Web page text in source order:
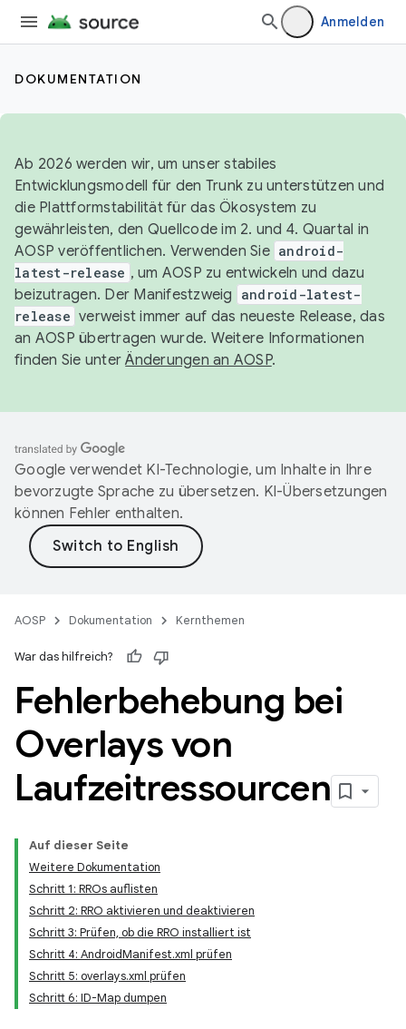
Anmelden
DOKUMENTATION
Ab 2026 werden wir, um unser stabiles
Entwicklungsmodell für den Trunk zu unterstützen und
die Plattformstabilität für das Ökosystem zu
gewährleisten, den Quellcode im 2. und 4. Quartal in
AOSP veröffentlichen. Verwenden Sie android-
latest-release , um AOSP zu entwickeln und dazu
beizutragen. Der Manifestzweig
android-latest-
release verweist immer auf das neueste Release, das
an AOSP übertragen wurde. Weitere Informationen
finden Sie unterÄnderungen an AOSP.
Google verwendet KI-Technologie, um Inhalte in Ihre
bevorzugte Sprache zu übersetzen. KI-Übersetzungen
können Fehler enthalten.
AOSP Dokumentation Kernthemen
War das hilfreich?
Fehlerbehebung bei
Overlays von
Laufzeitressourcen
Auf dieser Seite
Weitere Dokumentation
Schritt 1: RROs auflisten
Schritt 2: RRO aktivieren und deaktivieren
Schritt 3: Prüfen, ob die RRO installiert ist
Schritt 4: AndroidManifest.xml prüfen
Schritt 5: overlays.xml prüfen
Schritt 6: ID-Map dumpen